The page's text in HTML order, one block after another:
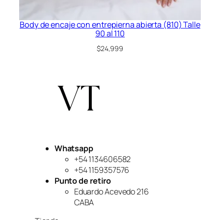
Body de encaje con entrepierna abierta (810) Talle
90 al 110
$24,999
Whatsapp
+54 1134606582
+54 1159357576
Punto de retiro
Eduardo Acevedo 216
CABA